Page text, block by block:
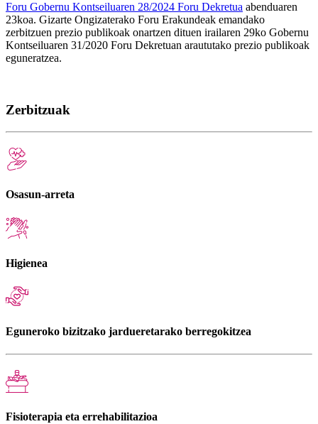
Foru Gobernu Kontseiluaren 28/2024 Foru Dekretua abenduaren
23koa. Gizarte Ongizaterako Foru Erakundeak emandako
zerbitzuen prezio publikoak onartzen dituen irailaren 29ko Gobernu
Kontseiluaren 31/2020 Foru Dekretuan araututako prezio publikoak
eguneratzea.
Zerbitzuak
Osasun-arreta
Higienea
Eguneroko bizitzako jardueretarako berregokitzea
Fisioterapia eta errehabilitazioa